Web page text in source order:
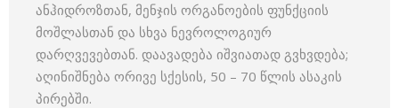
ანჰიდროზთან, მენჯის ორგანოების ფუნქციის
მოშლასთან და სხვა ნევროლოგიურ
დარღვევებთან. დაავადება იშვიათად გვხვდება;
აღინიშნება ორივე სქესის, 50 – 70 წლის ასაკის
პირებში.